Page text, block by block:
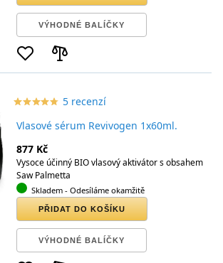
VÝHODNÉ BALÍČKY
star_borderstar_borderstar_borderstar_borderstar_border
starstarstarstarstar 5 recenzí
Vlasové sérum Revivogen 1x60ml.
877 Kč
Vysoce účinný BIO vlasový aktivátor s obsahem
Saw Palmetta
Skladem - Odesíláme okamžitě
PŘIDAT DO KOŠÍKU
VÝHODNÉ BALÍČKY